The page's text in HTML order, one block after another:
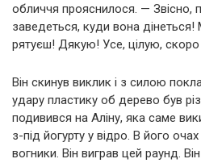
обличчя прояснилося. — Звісно,
заведеться, куди вона
рятуєш! Дякую! Усе, цілую,
Він скинув виклик і з силою
удару пластику об дерево був
подивився на Аліну, яка саме
з-під йогурту у відро. В його
вогники. Він виграв цей раунд.